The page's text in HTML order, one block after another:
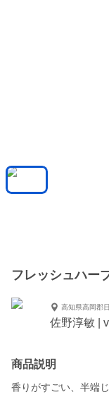
フレッシュハー
高知県高岡郡
佐野淳敏 |
商品説明